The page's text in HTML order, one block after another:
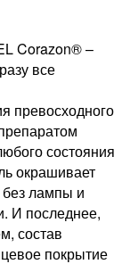
Corazon® –
все
превосходного
состояния
окрашивает
без лампы и
И последнее,
состав
покрытие